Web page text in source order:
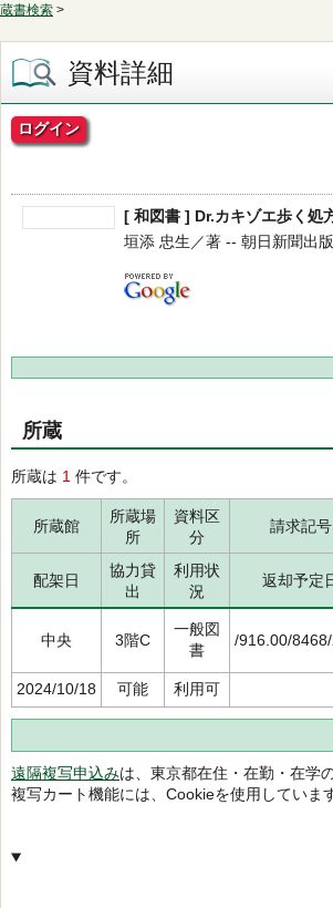
蔵書検索 >
資料詳細
ログイン
[ 和図書 ] Dr.カキゾエ歩く処
垣添 忠生／著 -- 朝日新聞出
所蔵
所蔵は 1 件です。
所蔵館
所蔵場
所
資料区
分
請求記号
配架日
協力貸
出
利用状
況
返却予定
中央 3階C
一般図
書
/916.00/
2024/10/18 可能 利用可
遠隔複写申込みは、東京都在住・在勤・在学
複写カート機能には、Cookieを使用してい